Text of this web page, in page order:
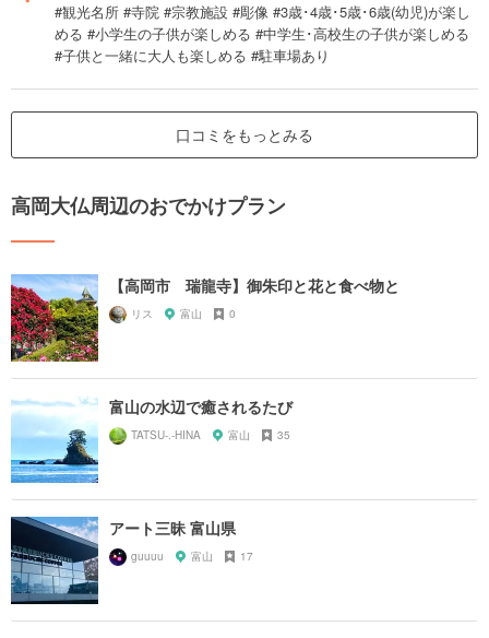
#観光名所 #寺院 #宗教施設 #彫像 #3歳･4歳･5歳･6歳(幼児)が楽し
める #小学生の子供が楽しめる #中学生･高校生の子供が楽しめる
#子供と一緒に大人も楽しめる #駐車場あり
口コミをもっとみる
高岡大仏周辺のおでかけプラン
【高岡市 瑞龍寺】御朱印と花と食べ物と
リス 富山 0
富山の水辺で癒されるたび
TATSU-.-HINA 富山 35
アート三昧 富山県
guuuu 富山 17